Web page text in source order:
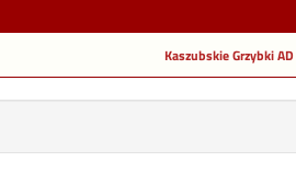
Kaszubskie Grzybki